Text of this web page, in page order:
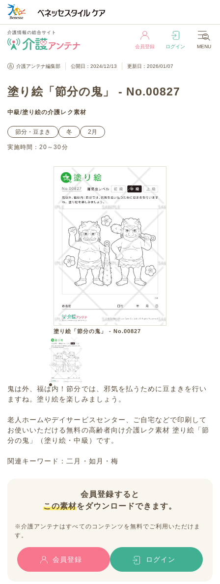
介護情報の総合サイト
会員登録 ログイン MENU
介護情報の総合サイト
介護アンテナ編集部 公開日：2024/12/13 更新日：2026/01/07
塗り絵「節分の鬼」 - No.00827
中級/塗り絵の介護レク素材
節分・豆まき 冬 2月
実施時間：20～30分
塗り絵「節分の鬼」 - No.00827
鬼は外、福は内！節分では、邪気を払うために豆まきを行い
ますね。塗り絵を楽しみましょう。
老人ホームやデイサービスセンター、ご自宅などで印刷して
お使いいただける無料の高齢者向け介護レク素材 塗り絵「節
分の鬼」（塗り絵・中級）です。
関連キーワード：二月・如月・梅
会員登録すると
この素材をダウンロードできます。
※介護アンテナはすべてのコンテンツを無料でご利用いただけま
す。
会員登録 ログイン